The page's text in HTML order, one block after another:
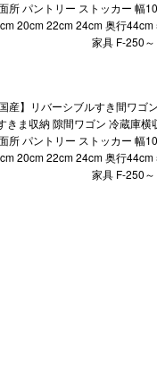
所 パントリー ストッカー 幅
20cm 22cm 24cm 奥行
家具 F-250～
国産】リバーシブルすき間ワゴ
きま収納 隙間ワゴン 冷蔵庫横
所 パントリー ストッカー 幅
20cm 22cm 24cm 奥行
家具 F-250～